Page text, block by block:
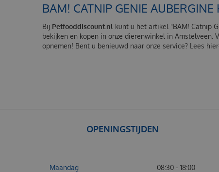
BAM! CATNIP GENIE
Bij Petfooddiscount.nl kunt u het artikel "BAM! Catnip
bekijken en kopen in onze dierenwinkel in
opnemen! Bent u benieuwd naar onze service? Lees
OPENINGSTIJDEN
Maandag
08:30 - 18:00